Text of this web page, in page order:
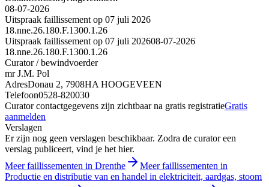
08-07-2026
Uitspraak faillissement op 07 juli 2026
18.nne.26.180.F.1300.1.26
Uitspraak faillissement op 07 juli 202608-07-2026
18.nne.26.180.F.1300.1.26
Curator / bewindvoerder
mr J.M. Pol
AdresDonau 2, 7908HA HOOGEVEEN
Telefoon0528-820030
Curator contactgegevens zijn zichtbaar na gratis registratieGratis
aanmelden
Verslagen
Er zijn nog geen verslagen beschikbaar. Zodra de curator een
verslag publiceert, vind je het hier.
Meer faillissementen in Drenthe
Meer faillissementen in
Productie en distributie van en handel in elektriciteit, aardgas, stoom